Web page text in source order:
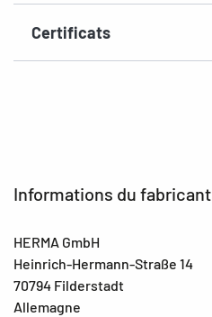
Certificats
Informations du fabricant
HERMA GmbH
Heinrich-Hermann-Straße 14
70794 Filderstadt
Allemagne